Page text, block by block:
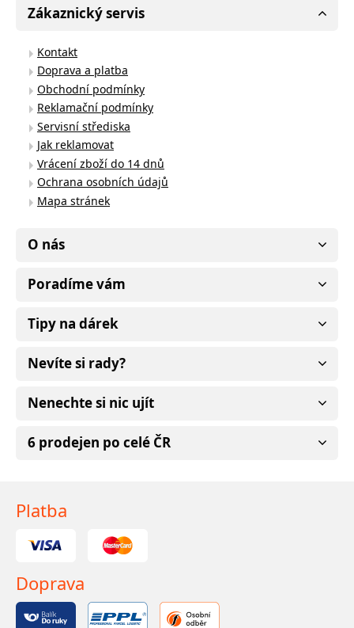
Zákaznický servis
Kontakt
Doprava a platba
Obchodní podmínky
Reklamační podmínky
Servisní střediska
Jak reklamovat
Vrácení zboží do 14 dnů
Ochrana osobních údajů
Mapa stránek
O nás
Poradíme vám
Tipy na dárek
Nevíte si rady?
Nenechte si nic ujít
6 prodejen po celé ČR
Platba
Doprava